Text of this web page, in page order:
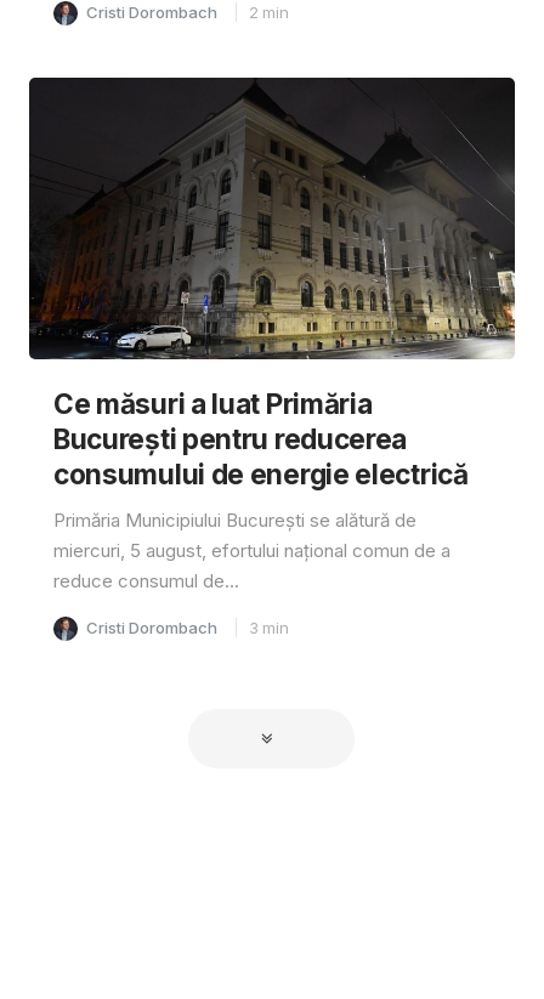
Cristi Dorombach 2 min
Ce măsuri a luat Primăria
București pentru reducerea
consumului de energie electrică
Primăria Municipiului București se alătură de
miercuri, 5 august, efortului național comun de a
reduce consumul de...
Cristi Dorombach 3 min